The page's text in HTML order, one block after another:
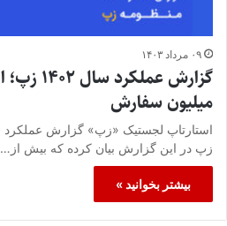
۰۹ مرداد ۱۴۰۳
میلیون سفارش
زپ در این گزارش بیان کرده که بیش از…
بیشتر بخوانید »